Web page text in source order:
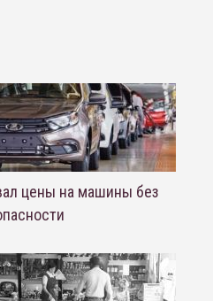
цены на машины без